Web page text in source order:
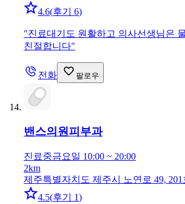
4.6(후기 6)
"진료대기도 원활하고 의사선생님은
친절합니다"
전화 팔로우
밴스의원 피부과
진료중금요일 10:00 ~ 20:00
2km
제주특별자치도 제주시 노연로 49,
4.5(후기 1)